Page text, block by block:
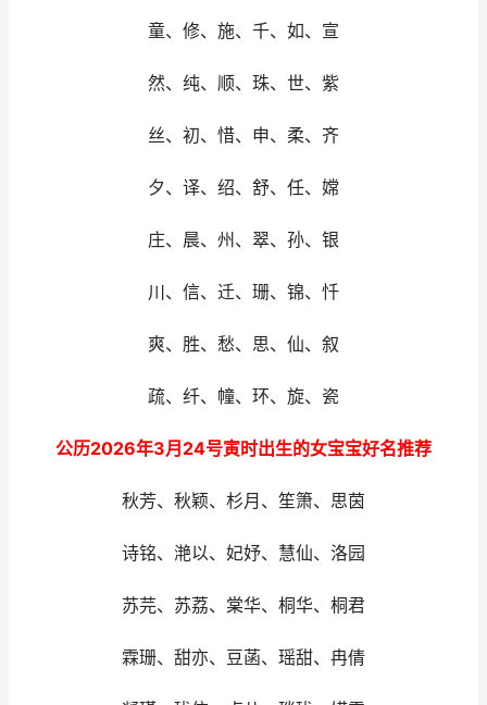
童、修、施、千、如、宣
然、纯、顺、珠、世、紫
丝、初、惜、申、柔、齐
夕、译、绍、舒、任、嫦
庄、晨、州、翠、孙、银
川、信、迁、珊、锦、忏
爽、胜、愁、思、仙、叙
疏、纤、幢、环、旋、瓷
公历2026年3月24号寅时出生的女宝宝好名推荐
秋芳、秋颖、杉月、笙箫、思茵
诗铭、滟以、妃妤、慧仙、洛园
苏芫、苏荔、棠华、桐华、桐君
霖珊、甜亦、豆菡、瑶甜、冉倩